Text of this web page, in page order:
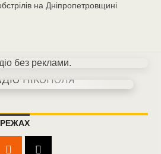
на Дніпропетровщині